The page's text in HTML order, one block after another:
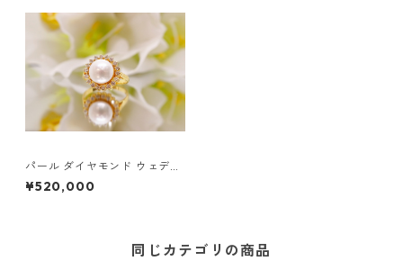
パール ダイヤモンド ウェディ
ングリング | レディース | 14K
ゴールド
¥520,000
同じカテゴリの商品